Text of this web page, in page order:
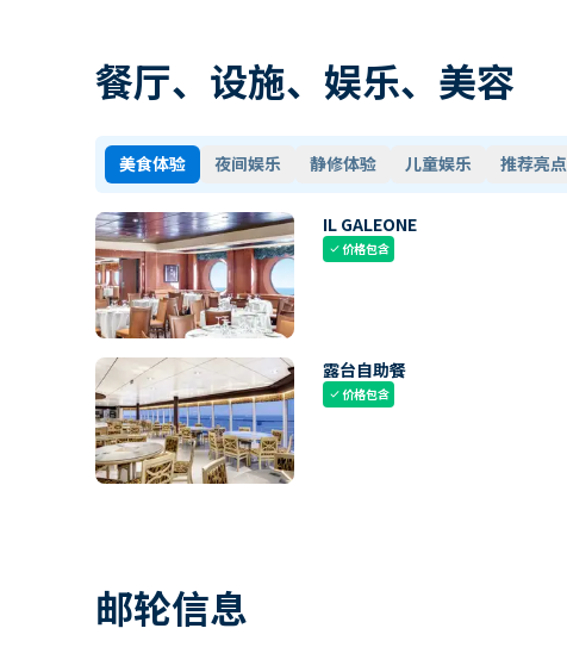
餐厅、设施、娱乐、美容
美食体验 夜间娱乐 静修体验 儿童娱乐 推荐亮点
IL GALEONE
check价格包含
露台自助餐
check价格包含
邮轮信息